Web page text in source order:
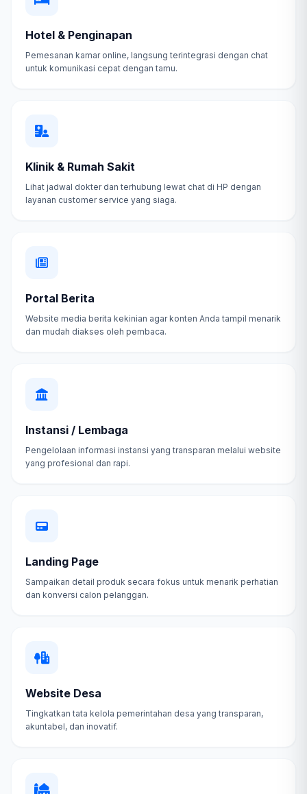
Hotel & Penginapan
Pemesanan kamar online, langsung terintegrasi dengan chat
untuk komunikasi cepat dengan tamu.
Klinik & Rumah Sakit
Lihat jadwal dokter dan terhubung lewat chat di HP dengan
layanan customer service yang siaga.
Portal Berita
Website media berita kekinian agar konten Anda tampil menarik
dan mudah diakses oleh pembaca.
Instansi / Lembaga
Pengelolaan informasi instansi yang transparan melalui website
yang profesional dan rapi.
Landing Page
Sampaikan detail produk secara fokus untuk menarik perhatian
dan konversi calon pelanggan.
Website Desa
Tingkatkan tata kelola pemerintahan desa yang transparan,
akuntabel, dan inovatif.